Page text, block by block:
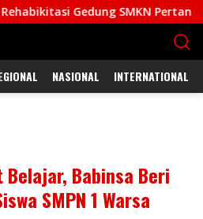
Gedung SMKN Pertanian Biak
NASIONAL INTERNATIONAL
Belajar, Babinsa Beri
SMPN 1 Warsa